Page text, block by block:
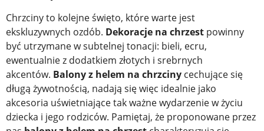
Chrzciny to kolejne święto, które warte jest
ekskluzywnych ozdób. Dekoracje na chrzest powinny
być utrzymane w subtelnej tonacji: bieli, ecru,
ewentualnie z dodatkiem złotych i srebrnych
akcentów. Balony z helem na chrzciny cechujące się
długą żywotnością, nadają się więc idealnie jako
akcesoria uświetniające tak ważne wydarzenie w życiu
dziecka i jego rodziców. Pamiętaj, że proponowane przez